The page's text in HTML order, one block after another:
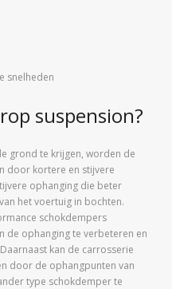
snelheden
suspension?
grond te krijgen, worden de
door kortere en stijvere
ophanging die beter
het voertuig in bochten.
schokdempers
de ophanging te verbeteren en
kan de carrosserie
door de ophangpunten van
type schokdemper te